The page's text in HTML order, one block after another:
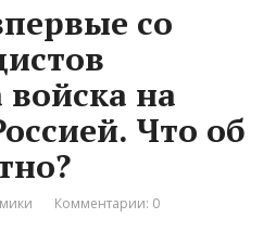
со
войска на
Что об
Комментарии: 0